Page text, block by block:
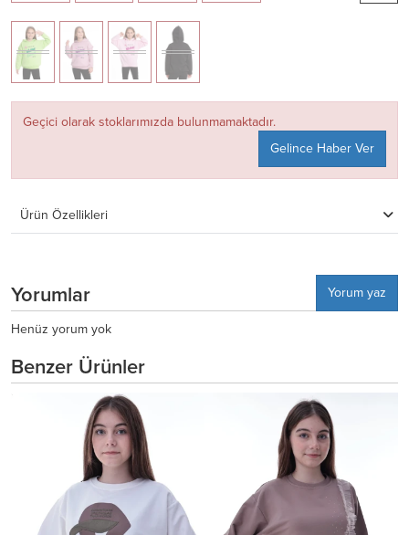
Geçici olarak stoklarımızda bulunmamaktadır.
Gelince Haber Ver
Ürün Özellikleri
Yorumlar
Yorum yaz
Henüz yorum yok
Benzer Ürünler
11-12 Yaş 8-9 Yaş